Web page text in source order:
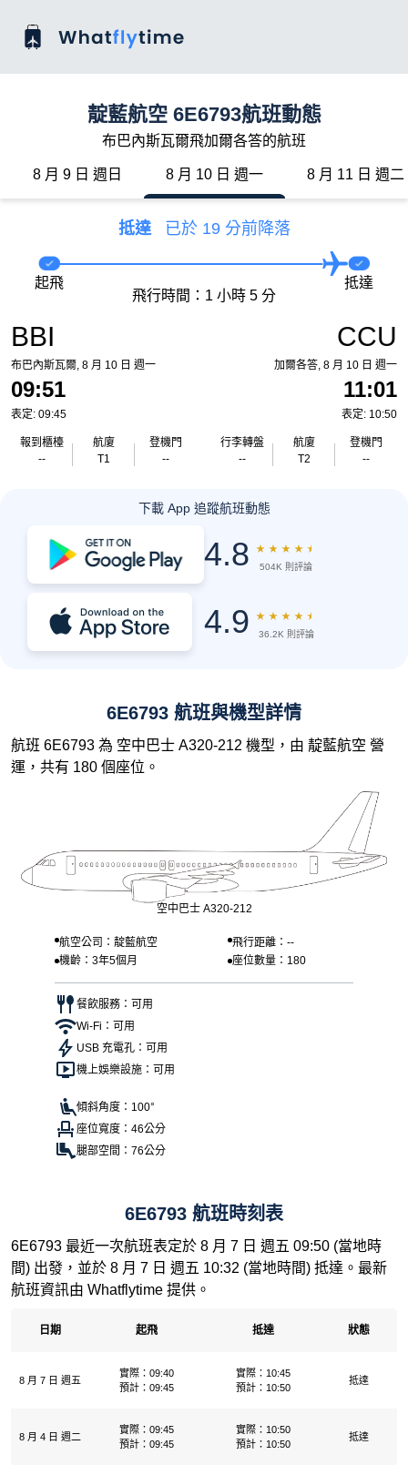
靛藍航空 6E6793航班動態
布巴內斯瓦爾飛加爾各答的航班
8 月 9 日 週日 8 月 10 日 週一 8 月 11 日 週二
抵達 已於 19 分前降落
BBI
布巴內斯瓦爾, 8 月 10 日 週一
09:51
表定: 09:45
報到櫃檯
--
航廈
T1
登機門
--
起飛
飛行時間：1 小時 5 分
抵達
CCU
加爾各答, 8 月 10 日 週一
11:01
表定: 10:50
行李轉盤
--
航廈
T2
登機門
--
下載 App 追蹤航班動態
4.8 ★ ★ ★ ★ ★
504K 則評論
4.9 ★ ★ ★ ★ ★
36.2K 則評論
6E6793 航班與機型詳情
航班 6E6793 為 空中巴士 A320-212 機型，由 靛藍航空 營
運，共有 180 個座位。
空中巴士 A320-212
航空公司：靛藍航空
飛行距離：--
機齡：3年5個月
座位數量：180
餐飲服務：可用
Wi-Fi：可用
USB 充電孔：可用
機上娛樂設施：可用
傾斜角度：100°
座位寬度：46公分
腿部空間：76公分
6E6793 航班時刻表
6E6793 最近一次航班表定於 8 月 7 日 週五 09:50 (當地時
間) 出發，並於 8 月 7 日 週五 10:32 (當地時間) 抵達。最新
航班資訊由 Whatflytime 提供。
日期 起飛 抵達 狀態
8 月 7 日 週五
實際：09:40
預計：09:45
實際：10:45
預計：10:50
抵達
8 月 4 日 週二
實際：09:45
預計：09:45
實際：10:50
預計：10:50
抵達